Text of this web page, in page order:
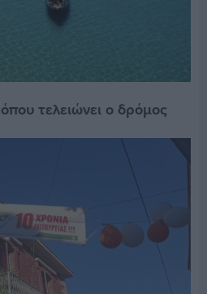
όπου τελειώνει ο δρόμος